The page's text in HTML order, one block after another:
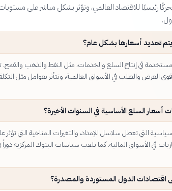
رئيسيًا للاقتصاد العالمي، وتؤثر بشكل مباشر على
تحديد أسعارها بشكل عام؟
في إنتاج السلع والخدمات، مثل النفط والذهب والقمح.
العرض والطلب في الأسواق العالمية، وتتأثر بعوامل مثل
أسعار السلع الأساسية في السنوات الأخيرة؟
التي تعطل سلاسل الإمداد، والتغيرات المناخية التي تؤثر
في الأسواق المالية. كما تلعب سياسات البنوك المركزية دوراً
اقتصادات الدول المستوردة والمصدرة؟